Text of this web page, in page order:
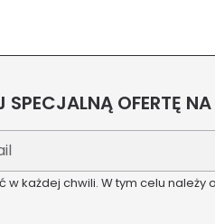
SPECJALNĄ OFERTĘ
w każdej chwili. W tym celu